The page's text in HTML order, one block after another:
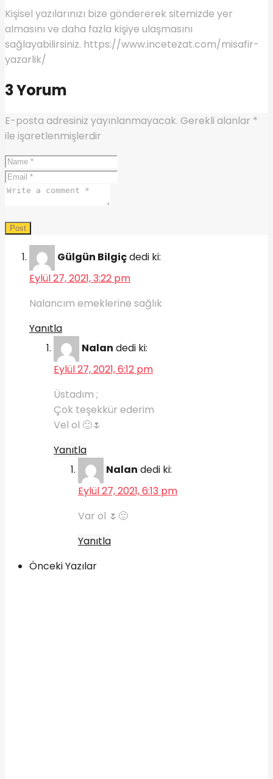
Kişisel yazılarınızı bize göndererek sitemizde yer
almasını ve daha fazla kişiye ulaşmasını
sağlayabilirsiniz. https://www.incetezat.com/misafir-
yazarlik/
3 Yorum
E-posta adresiniz yayınlanmayacak. Gerekli alanlar *
ile işaretlenmişlerdir
Gülgün Bilgiçdedi ki:
Eylül 27, 2021, 3:22 pm
Nalancım emeklerine sağlık
Yanıtla
Nalan dedi ki:
Eylül 27, 2021, 6:12 pm
Üstadım ;
Çok teşekkür ederim
Vel ol 🙂🌷
Yanıtla
Nalan dedi ki:
Eylül 27, 2021, 6:13 pm
Var ol 🌷🙂
Yanıtla
Önceki Yazılar